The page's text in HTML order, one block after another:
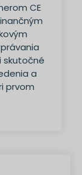
CE
skutočné
a
prvom